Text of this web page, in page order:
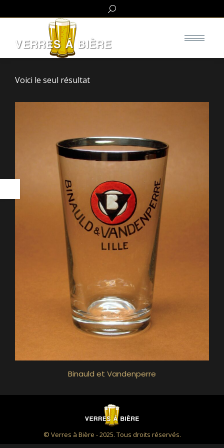
Search:
Voici le seul résultat
Binauld et Vandenperre
© Verres à Bière - 2025. Tous droits réservés.